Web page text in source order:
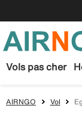
Vols pas cher
AIRNGO Vol